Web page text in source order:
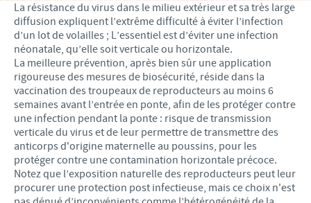
La résistance du virus dans le milieu extérieur et sa très large
diffusion expliquent l’extrême difficulté à éviter l’infection
d’un lot de volailles ; L’essentiel est d’éviter une infection
néonatale, qu’elle soit verticale ou horizontale.
La meilleure prévention, après bien sûr une application
rigoureuse des mesures de biosécurité, réside dans la
vaccination des troupeaux de reproducteurs au moins 6
semaines avant l’entrée en ponte, afin de les protéger contre
une infection pendant la ponte : risque de transmission
verticale du virus et de leur permettre de transmettre des
anticorps d'origine maternelle au poussins, pour les
protéger contre une contamination horizontale précoce.
Notez que l’exposition naturelle des reproducteurs peut leur
procurer une protection post infectieuse, mais ce choix n'est